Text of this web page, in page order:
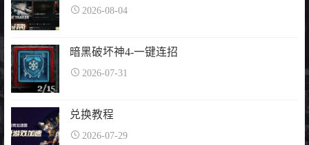
2026-08-04
暗黑破坏神4-一键连招
2026-07-31
兑换教程
2026-07-29